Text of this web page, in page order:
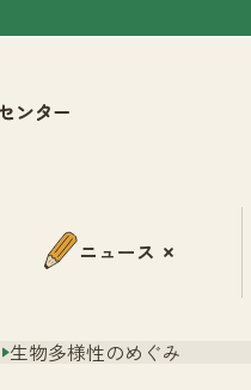
ニュース
生物多様性のめぐみ